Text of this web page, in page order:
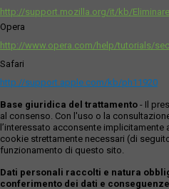
http://support.mozilla.org/it/kb/
Opera
http://www.opera.com/help/tutorials/
Safari
http://support.apple.com/kb/ph11920
Base giuridica del trattamento - Il
al consenso. Con l'uso o la
l’interessato acconsente
cookie strettamente necessari (di
funzionamento di questo sito.
Dati personali raccolti e natura
conferimento dei dati e